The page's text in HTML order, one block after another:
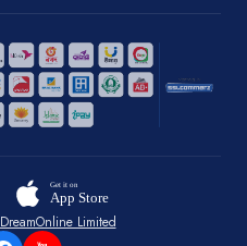
DreamOnline Limited